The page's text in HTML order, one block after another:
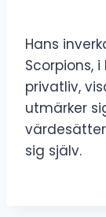
Hans
Scorpions,
privatliv,
utmärker
sig själv.